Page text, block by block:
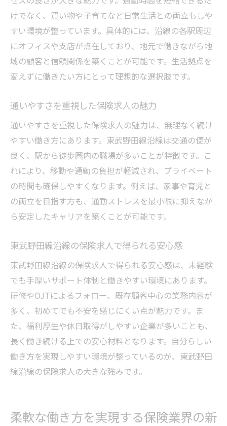
けでなく、買い物や子育てなど日常生活との両立もしや
すい環境が整っています。具体的には、沿線の各駅周辺
にオフィスや支店が点在しており、地元で働きながら地
域の顧客と信頼関係を築くことが可能です。生活拠点を
変えずに働きたい方にとって理想的な選択肢です。
通いやすさを重視した保険求人の魅力
通いやすさを重視した保険求人の魅力は、無理なく続け
やすい働き方にあります。東武野田線沿線は交通の便が
良く、駅から徒歩圏内の職場が多いことが特徴です。こ
れにより、移動や通勤の負担が軽減され、プライベート
の時間も確保しやすくなります。例えば、家事や育児と
の両立を目指す方も、通勤ストレスを最小限に抑えなが
ら安定したキャリアを築くことが可能です。
東武野田線沿線の保険求人で得られる安心感
東武野田線沿線の保険求人で得られる安心感は、未経験
でも手厚いサポート体制と働きやすい環境にあります。
研修やOJTによるフォロー、既存顧客中心の業務内容が
多く、初めてでも不安を感じにくい点が魅力です。ま
た、福利厚生や休日取得がしやすい企業が多いことも、
長く働き続ける上での安心材料となります。自分らしい
働き方を実現しやすい環境が整っているのが、東武野田
線沿線の保険求人の大きな強みです。
柔軟な働き方を実現する保険業界の新